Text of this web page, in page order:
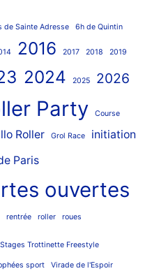
de Sainte Adresse 6h de Quintin
2016 2017 2018 2019
2024 2025 2026
Party Course
Roller Grol Race initiation
Paris
ouvertes
rentrée roller roues
Stages Trottinette Freestyle
sport Virade de l'Espoir